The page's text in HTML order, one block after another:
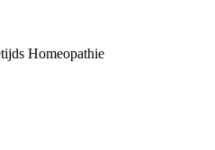
Homeopathie